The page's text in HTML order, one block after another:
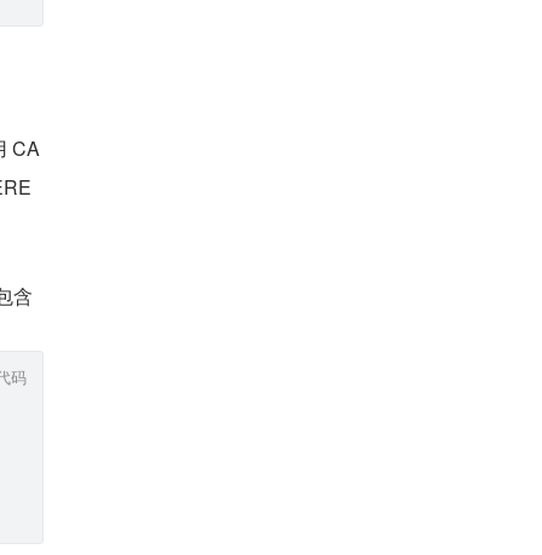
CA
含
码